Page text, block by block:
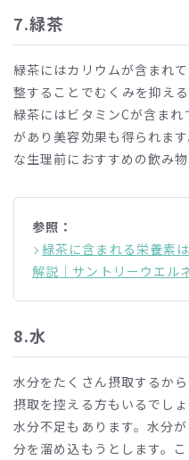
7.緑茶
緑茶にはカリウムが含まれ
整することでむくみを抑え
緑茶にはビタミンCが含まれ
があり美容効果も得られま
な生理前におすすめの飲み物
参照：
緑茶に含まれる栄養素
解説｜サントリーウエル
8.水
水分をたくさん摂取するか
摂取を控える方もいるでし
水分不足もあります。水分
分を溜め込もうとします。